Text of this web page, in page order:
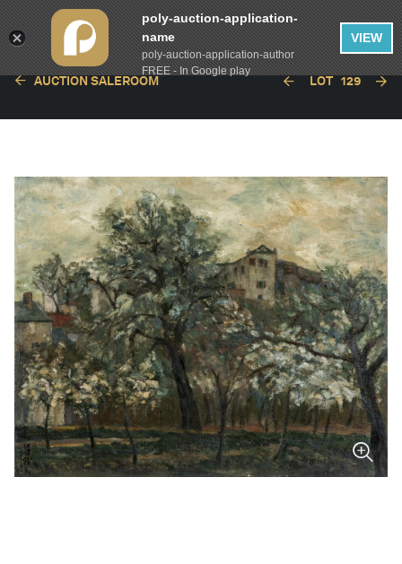
简体中文
AUCTION SALEROOM LOT 129
poly-auction-application-
name
poly-auction-application-author
FREE - In Google play
VIEW